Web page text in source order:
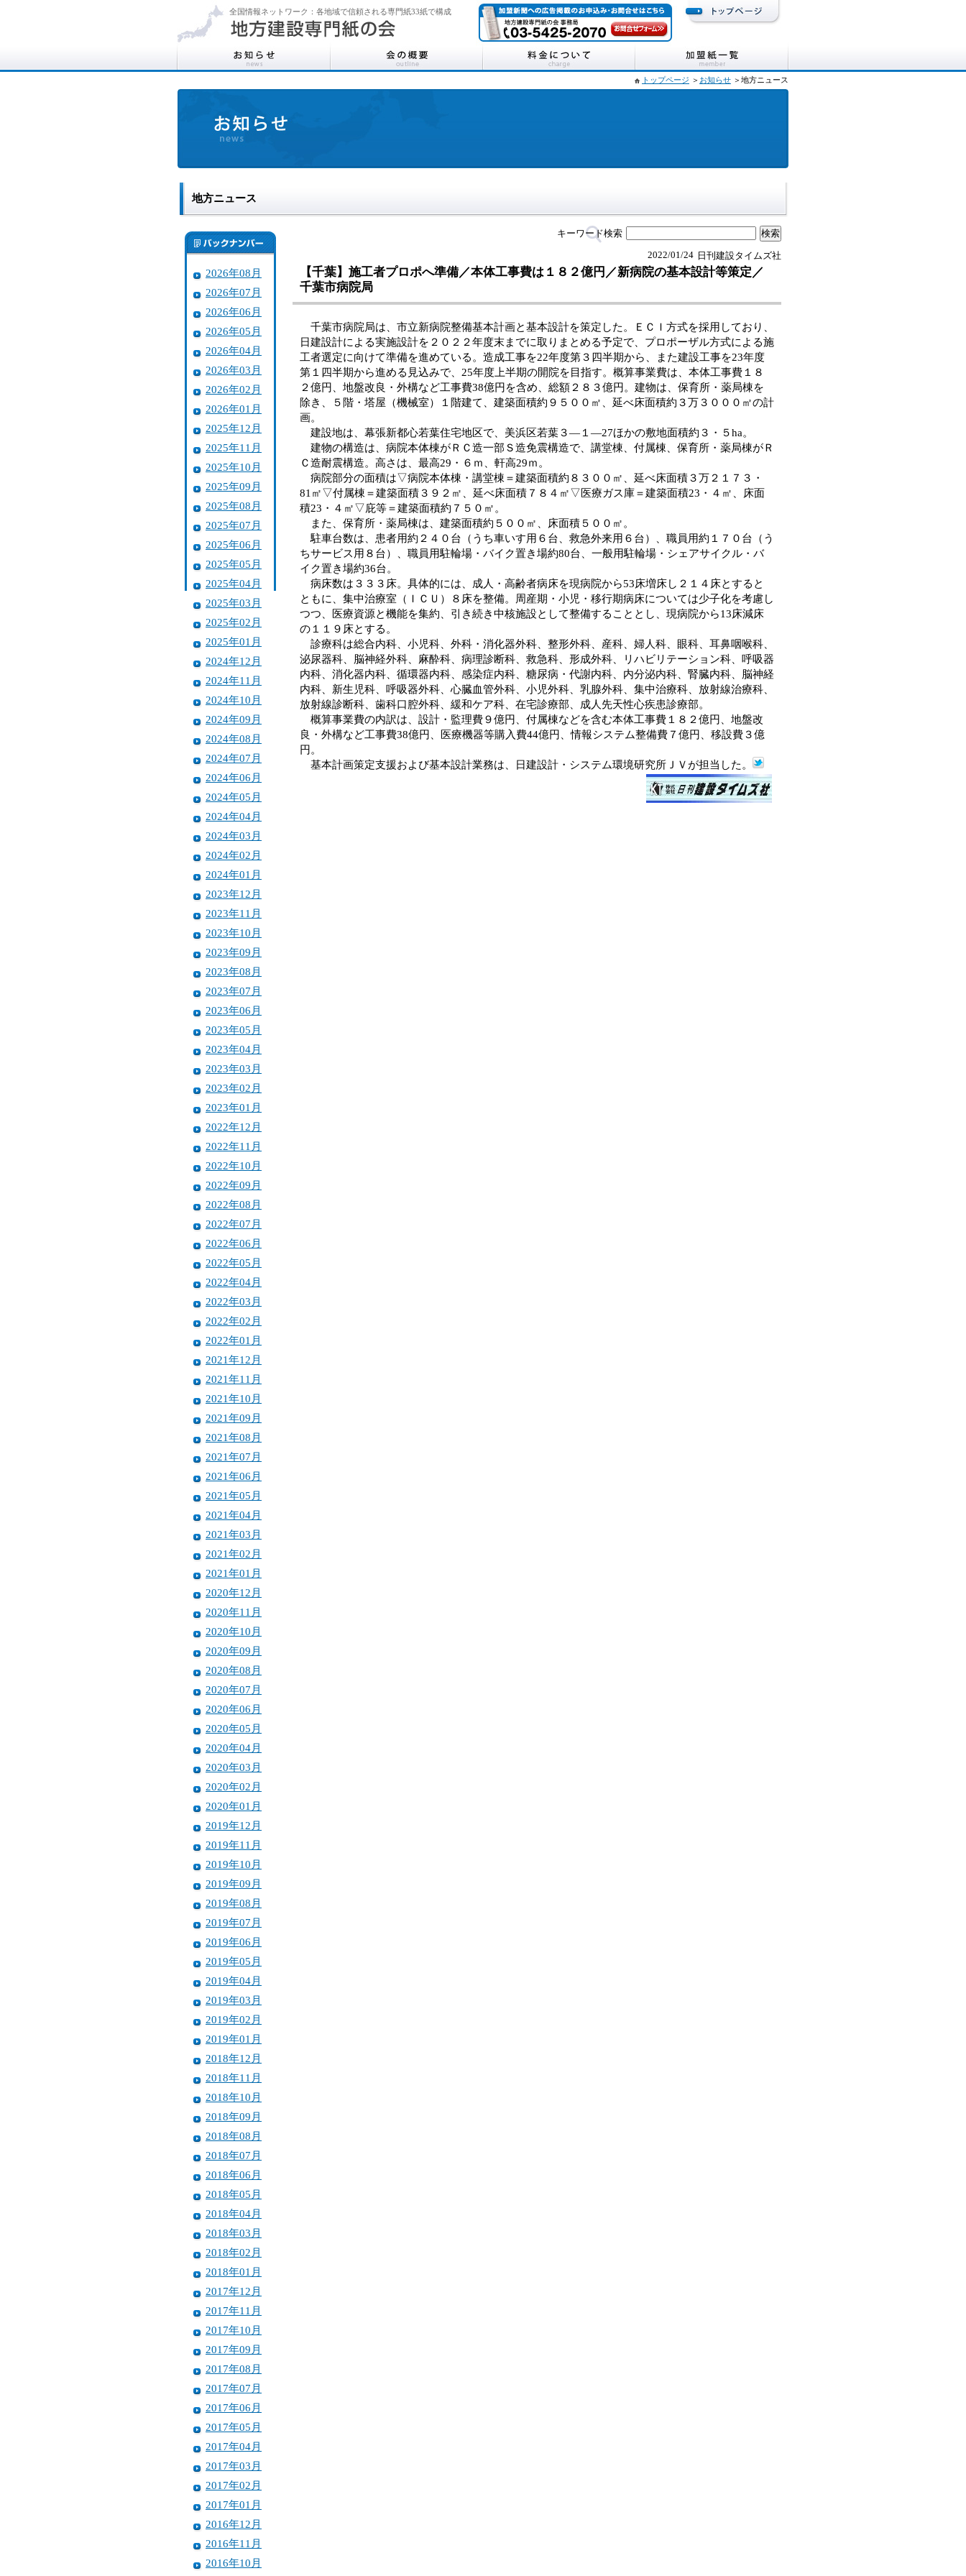
全国情報ネットワーク：各地域で信頼される専門紙33紙で構成
トップページ ＞ お知らせ ＞地方ニュース
地方ニュース
2026年08月
2026年07月
2026年06月
2026年05月
2026年04月
2026年03月
2026年02月
2026年01月
2025年12月
2025年11月
2025年10月
2025年09月
2025年08月
2025年07月
2025年06月
2025年05月
2025年04月
2025年03月
2025年02月
2025年01月
2024年12月
2024年11月
2024年10月
2024年09月
2024年08月
2024年07月
2024年06月
2024年05月
2024年04月
2024年03月
2024年02月
2024年01月
2023年12月
2023年11月
2023年10月
2023年09月
2023年08月
2023年07月
2023年06月
2023年05月
2023年04月
2023年03月
2023年02月
2023年01月
2022年12月
2022年11月
2022年10月
2022年09月
2022年08月
2022年07月
2022年06月
2022年05月
2022年04月
2022年03月
2022年02月
2022年01月
2021年12月
2021年11月
2021年10月
2021年09月
2021年08月
2021年07月
2021年06月
2021年05月
2021年04月
2021年03月
2021年02月
2021年01月
2020年12月
2020年11月
2020年10月
2020年09月
2020年08月
2020年07月
2020年06月
2020年05月
2020年04月
2020年03月
2020年02月
2020年01月
2019年12月
2019年11月
2019年10月
2019年09月
2019年08月
2019年07月
2019年06月
2019年05月
2019年04月
2019年03月
2019年02月
2019年01月
2018年12月
2018年11月
2018年10月
2018年09月
2018年08月
2018年07月
2018年06月
2018年05月
2018年04月
2018年03月
2018年02月
2018年01月
2017年12月
2017年11月
2017年10月
2017年09月
2017年08月
2017年07月
2017年06月
2017年05月
2017年04月
2017年03月
2017年02月
2017年01月
2016年12月
2016年11月
2016年10月
キーワード検索
日刊建設タイムズ社
2022/01/24
【千葉】施工者プロポへ準備／本体工事費は１８２億円／新病院の基本設計等策定／
千葉市病院局
千葉市病院局は、市立新病院整備基本計画と基本設計を策定した。ＥＣＩ方式を採用しており、
日建設計による実施設計を２０２２年度末までに取りまとめる予定で、プロポーザル方式による施
工者選定に向けて準備を進めている。造成工事を22年度第３四半期から、また建設工事を23年度
第１四半期から進める見込みで、25年度上半期の開院を目指す。概算事業費は、本体工事費１８
２億円、地盤改良・外構など工事費38億円を含め、総額２８３億円。建物は、保育所・薬局棟を
除き、５階・塔屋（機械室）１階建て、建築面積約９５００㎡、延べ床面積約３万３０００㎡の計
画。
建設地は、幕張新都心若葉住宅地区で、美浜区若葉３―１―27ほかの敷地面積約３・５ha。
建物の構造は、病院本体棟がＲＣ造一部Ｓ造免震構造で、講堂棟、付属棟、保育所・薬局棟がＲ
Ｃ造耐震構造。高さは、最高29・６ｍ、軒高29ｍ。
病院部分の面積は▽病院本体棟・講堂棟＝建築面積約８３００㎡、延べ床面積３万２１７３・
81㎡▽付属棟＝建築面積３９２㎡、延べ床面積７８４㎡▽医療ガス庫＝建築面積23・４㎡、床面
積23・４㎡▽庇等＝建築面積約７５０㎡。
また、保育所・薬局棟は、建築面積約５００㎡、床面積５００㎡。
駐車台数は、患者用約２４０台（うち車いす用６台、救急外来用６台）、職員用約１７０台（う
ちサービス用８台）、職員用駐輪場・バイク置き場約80台、一般用駐輪場・シェアサイクル・バ
イク置き場約36台。
病床数は３３３床。具体的には、成人・高齢者病床を現病院から53床増床し２１４床とすると
ともに、集中治療室（ＩＣＵ）８床を整備。周産期・小児・移行期病床については少子化を考慮し
つつ、医療資源と機能を集約、引き続き中核施設として整備することとし、現病院から13床減床
の１１９床とする。
診療科は総合内科、小児科、外科・消化器外科、整形外科、産科、婦人科、眼科、耳鼻咽喉科、
泌尿器科、脳神経外科、麻酔科、病理診断科、救急科、形成外科、リハビリテーション科、呼吸器
内科、消化器内科、循環器内科、感染症内科、糖尿病・代謝内科、内分泌内科、腎臓内科、脳神経
内科、新生児科、呼吸器外科、心臓血管外科、小児外科、乳腺外科、集中治療科、放射線治療科、
放射線診断科、歯科口腔外科、緩和ケア科、在宅診療部、成人先天性心疾患診療部。
概算事業費の内訳は、設計・監理費９億円、付属棟などを含む本体工事費１８２億円、地盤改
良・外構など工事費38億円、医療機器等購入費44億円、情報システム整備費７億円、移設費３億
円。
基本計画策定支援および基本設計業務は、日建設計・システム環境研究所ＪＶが担当した。